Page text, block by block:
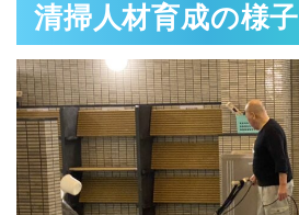
清掃人材育成の様子